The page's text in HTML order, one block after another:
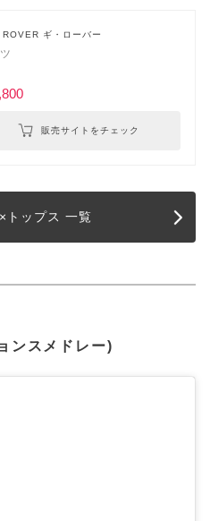
ギ・ローバー
販売サイトをチェック
トップス 一覧
ンスメドレー)